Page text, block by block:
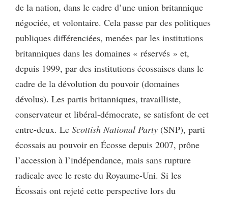
de la nation, dans le cadre d’une union britannique
négociée, et volontaire. Cela passe par des politiques
publiques différenciées, menées par les institutions
britanniques dans les domaines « réservés » et,
depuis 1999, par des institutions écossaises dans le
cadre de la dévolution du pouvoir (domaines
dévolus). Les partis britanniques, travailliste,
conservateur et libéral-démocrate, se satisfont de cet
entre-deux. Le Scottish National Party (SNP), parti
écossais au pouvoir en Écosse depuis 2007, prône
l’accession à l’indépendance, mais sans rupture
radicale avec le reste du Royaume-Uni. Si les
Écossais ont rejeté cette perspective lors du